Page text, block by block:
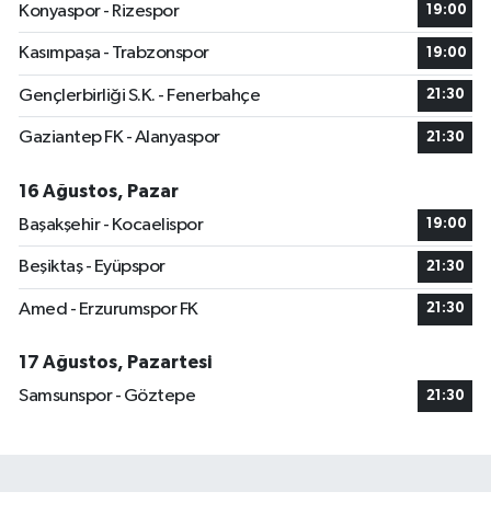
Konyaspor - Rizespor
19:00
Kasımpaşa - Trabzonspor 19:00
Gençlerbirliği S.K. - Fenerbahçe 21:30
Gaziantep FK - Alanyaspor 21:30
16 Ağustos, Pazar
Başakşehir - Kocaelispor
19:00
Beşiktaş - Eyüpspor 21:30
Amed - Erzurumspor FK 21:30
17 Ağustos, Pazartesi
Samsunspor - Göztepe
21:30